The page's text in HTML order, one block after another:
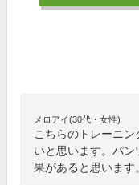
メロアイ(30代・女性)
こちらのトレーニ
いと思います。パ
果があると思います。